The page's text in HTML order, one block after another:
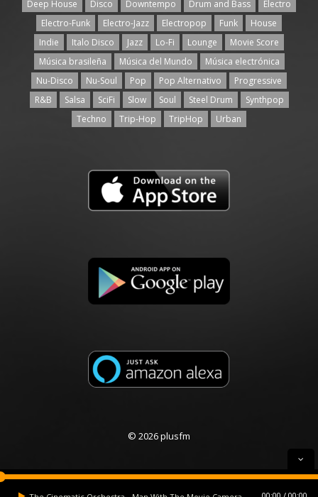
Deep House
Disco Downtempo Drum and Bass
Electro
Electro-Funk
Electro-Jazz Electropop Funk
House
Indie
Italo Disco Jazz Lo-Fi Lounge
Movie Score
Música brasileña
Música del Mundo
Música electrónica
Nu-Disco
Nu-Soul Pop Pop Alternativo
Progressive
R&B
Salsa SciFi Slow Soul Steel Drum
Synthpop
Techno
Trip-Hop TripHop Urban
© 2026 plusfm